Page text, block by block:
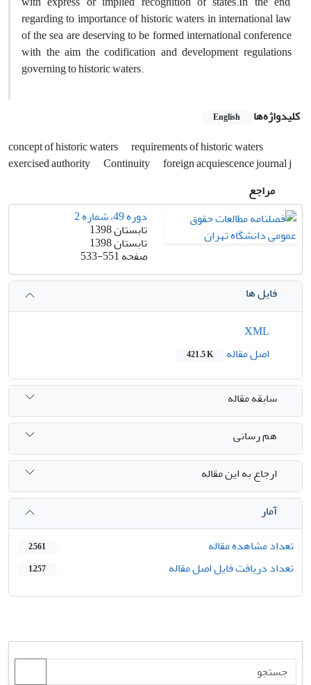
regarding to importance of historic waters in international law
of the sea are deserving to be formed international conference
with the aim the codification and development regulations
governing to historic waters.
کلیدواژه‌ها English
concept of historic waters
requirements of historic waters
exercised authority
Continuity
foreign acquiescence journal j
مراجع
دوره 49، شماره 2
تابستان 1398
تابستان 1398
صفحه533-551
فایل ها
اصل مقاله
421.5 K
سابقه مقاله
هم رسانی
ارجاع به این مقاله
آمار
تعداد مشاهده مقاله
2,561
تعداد دریافت فایل اصل مقاله 1,257